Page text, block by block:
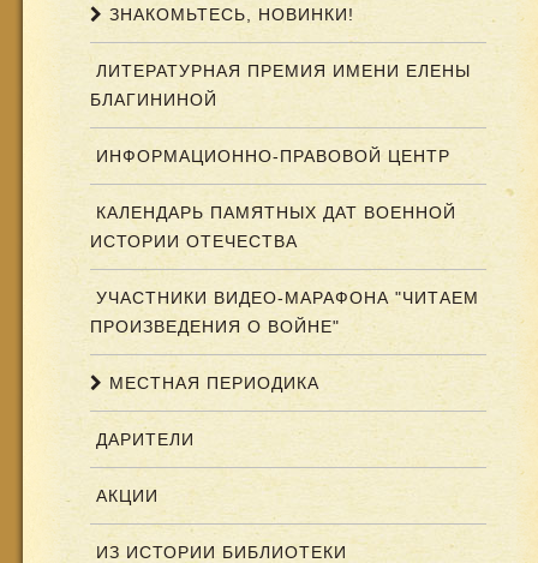
ЗНАКОМЬТЕСЬ, НОВИНКИ!
ЛИТЕРАТУРНАЯ ПРЕМИЯ ИМЕНИ ЕЛЕНЫ
БЛАГИНИНОЙ
ИНФОРМАЦИОННО-ПРАВОВОЙ ЦЕНТР
КАЛЕНДАРЬ ПАМЯТНЫХ ДАТ ВОЕННОЙ
ИСТОРИИ ОТЕЧЕСТВА
УЧАСТНИКИ ВИДЕО-МАРАФОНА "ЧИТАЕМ
ПРОИЗВЕДЕНИЯ О ВОЙНЕ"
МЕСТНАЯ ПЕРИОДИКА
ДАРИТЕЛИ
АКЦИИ
ИЗ ИСТОРИИ БИБЛИОТЕКИ